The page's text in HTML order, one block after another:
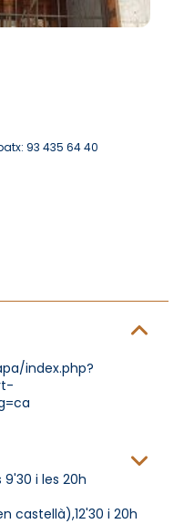
93 435 64 40
index.php?
i les 20h
castellà),12'30 i 20h